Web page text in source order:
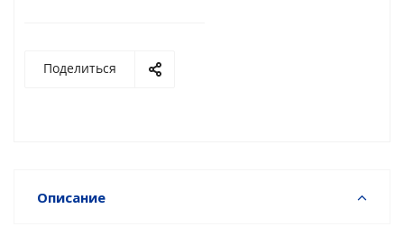
Поделиться
Описание